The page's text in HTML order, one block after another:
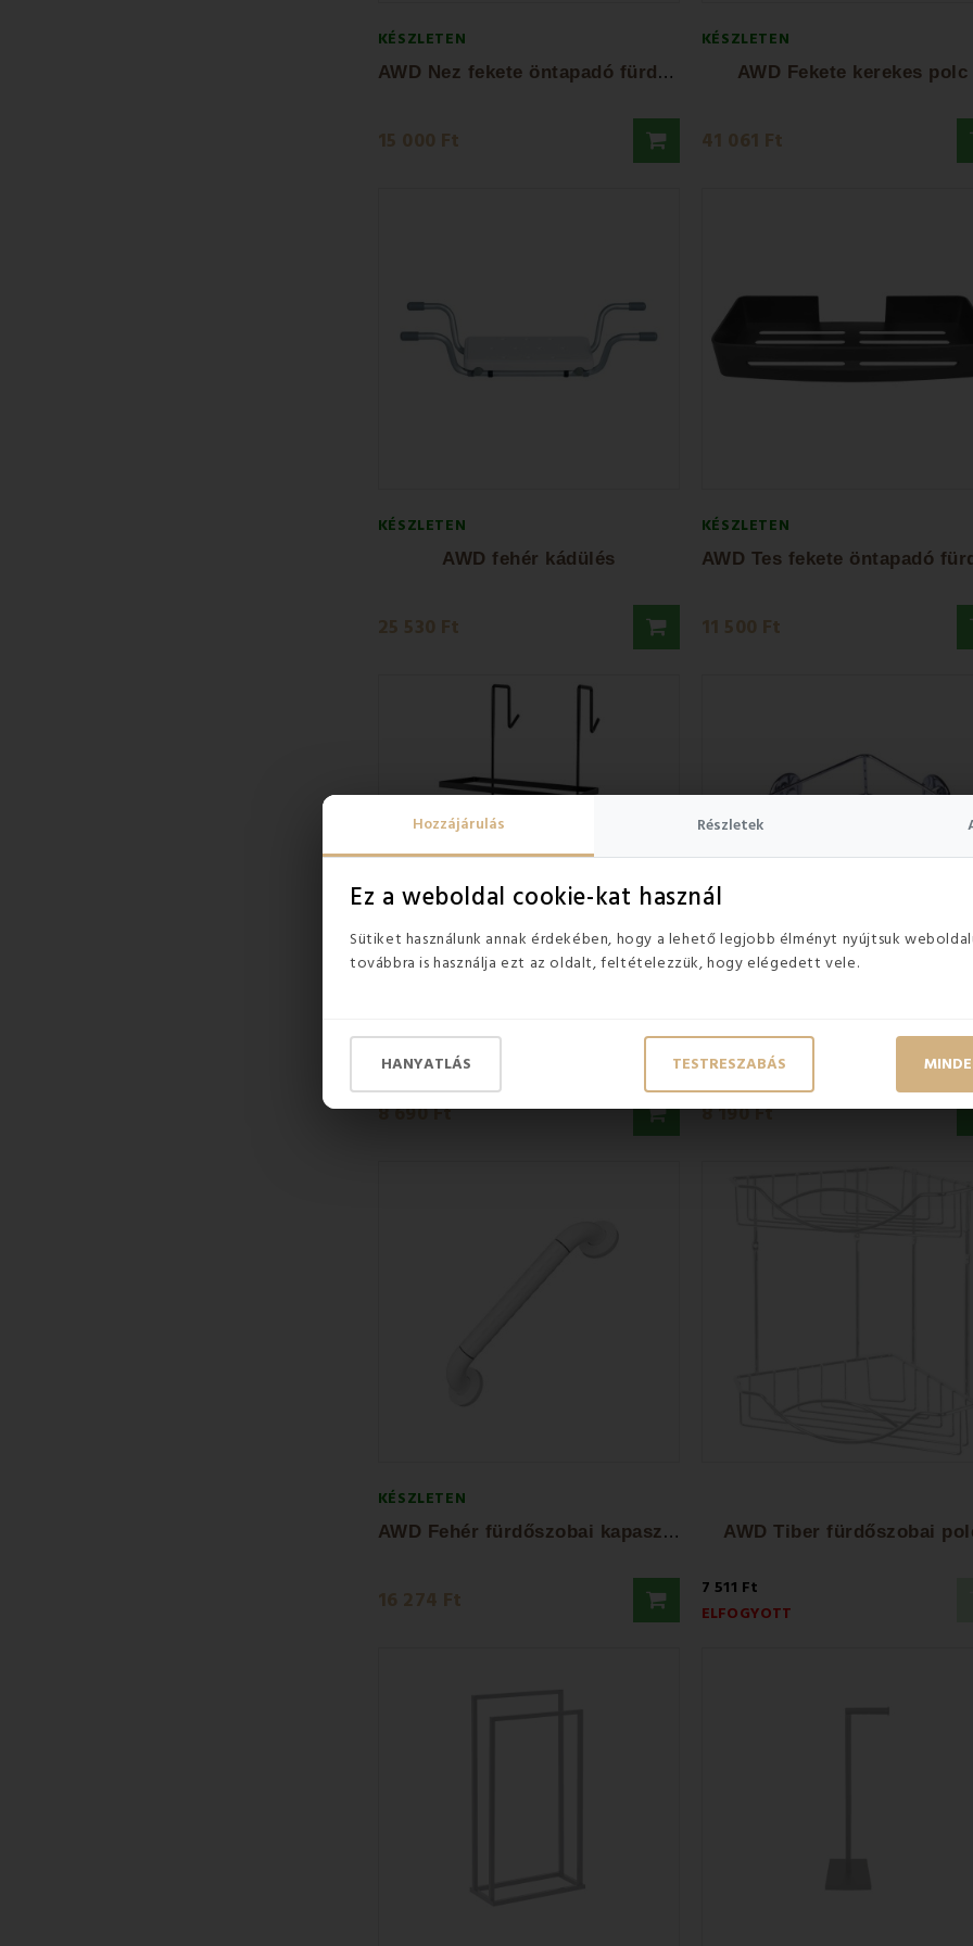
Hozzájárulás Részletek
Ez a weboldal cookie-kat használ
Sütiket használunk annak érdekében, hogy a lehető legjobb élményt nyújtsuk
továbbra is használja ezt az oldalt, feltételezzük, hogy elégedett vele.
HANYATLÁS TESTRESZABÁS
KÉSZLETEN
A
WD Nez fekete öntapadó fürdőszobai polc
15 000 Ft
KÉSZLETEN
AWD Fekete kerekes polc
41 061 Ft
KÉSZLETEN
AWD fehér kádülés
25 530 Ft
KÉSZLETEN
11 500 Ft
AWD Fekete fürdőszobai polc
8 690 Ft
AWD Corner huzalos
8 190 Ft
KÉSZLETEN
A
WD Fehér fürdőszobai kapaszkodó 43,5 cm
16 274 Ft
AWD Tiber fürdőszobai
7 511 Ft
ELFOGYOTT